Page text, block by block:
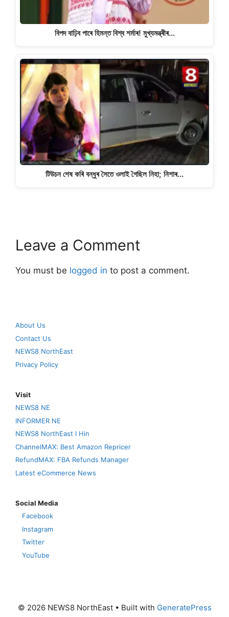
বিপদ বাঢ়িব পাৰে হিমন্ত বিশ্ব শৰ্মাৰ! মুখ্যমন্ত্ৰীৰ…
টিউচন শেষ কৰি বন্ধুৰ সৈতে ওলাই গৈছিল নিহা; নিশাৰ…
Leave a Comment
You must be logged in to post a comment.
About Us
Contact Us
NEWS8 NorthEast
Privacy Policy
Visit
NEWS8 NE
INFORMER NE
NEWS8 NorthEast I Hin
ChannelMAX: Best Amazon Repricer
RefundMAX: FBA Refunds Manager
Latest eCommerce News
Social Media
Facebook
Instagram
Twitter
YouTube
© 2026 NEWS8 NorthEast• Built with GeneratePress